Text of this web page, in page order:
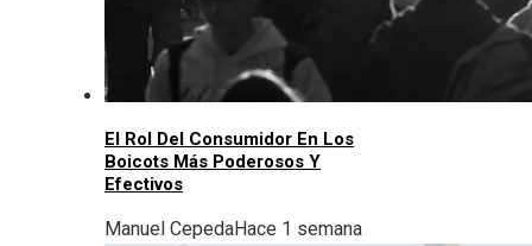
El Rol Del Consumidor En Los
Boicots Más Poderosos Y
Efectivos
Manuel CepedaHace 1 semana